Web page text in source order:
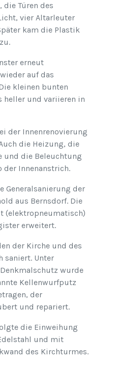
die Türen des
vier Altarleuter
kam die Plastik
erneut
auf das
kleinen bunten
heller und variieren in
der Innenrenovierung
die Heizung, die
und die Beleuchtung
der Innenanstrich.
Generalsanierung der
aus Bernsdorf. Die
(elektropneumatisch)
erweitert.
der Kirche und des
saniert. Unter
wurde
Kellenwurfputz
der
und repariert.
die Einweihung
und mit
des Kirchturmes.